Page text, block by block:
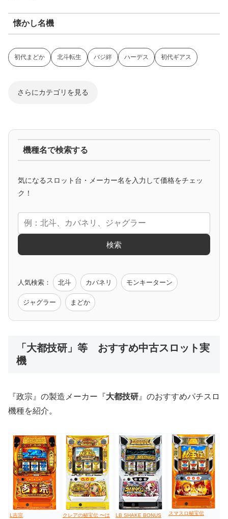
懐かし名機
初代まどか 北斗転生 バジ絆 ハーデス 初代ギアス
さらにカテゴリを見る
マイジャグ ファンキー アイム ゴージャグ ハッピー
アニメタイアップ
エヴァ コードギアス 化物語 炎炎ノ消防隊
モンハン バイオ ペルソナ
値下げ台
機種名で検索する
気になるスロット台・メーカー名を入力して価格をチェッ
ク！
検索
人気検索： 北斗 カバネリ モンキーターン
ジャグラー まどか
「大都技研」等 おすすめ中古スロット実
機
『政宗』の製造メーカー『大都技研 』のおすすめパチスロ
機種を紹介。
L吉宗
クレアの秘宝伝 〜は
LB SHAKE BONUS
スマスロ秘宝伝